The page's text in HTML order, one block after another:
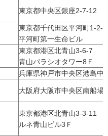
東京都中央区銀座2-7-12
東京都千代田区平河町1-
平河町第一生命ビル
東京都港区北青山3-6-7
青山パラシオタワー8Ｆ
兵庫県神戸市中央区港島中
大阪府大阪市中央区南船場
東京都港区北青山3-3-11
ルネ青山ビル3Ｆ